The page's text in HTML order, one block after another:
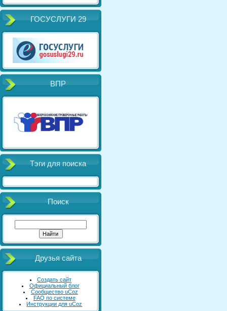
ГОСУСЛУГИ 29
ВПР
Тэги для поиска
Поиск
Друзья сайта
Создать сайт
Официальный блог
Сообщество uCoz
FAQ по системе
Инструкции для uCoz